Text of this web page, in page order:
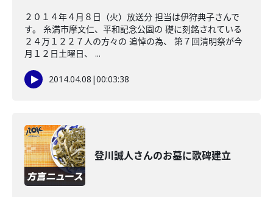
２０１４年４月８日（火）放送分 担当は伊狩典子さんで
す。 糸満市摩文仁、平和記念公園の 礎に刻銘されている
２４万１２２７人の方々の 追悼の為、 第７回清明祭が今
月１２日土曜日、 ...
2014.04.08 |00:03:38
登川誠人さんのお墓に歌碑建立